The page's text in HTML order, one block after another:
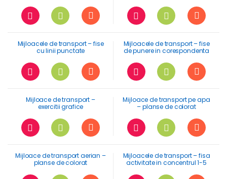
Mijloacele de transport – fise
cu linii punctate
Mijloacele de transport – fise
de punere in corespondenta
Mijloace de transport –
exercitii grafice
Mijloace de transport pe apa
– planse de colorat
Mijloace de transport aerian –
planse de colorat
Mijloacele de transport – fisa
activitate in concentrul 1-5